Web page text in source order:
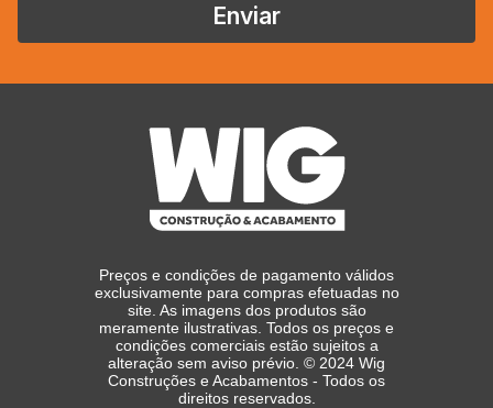
Enviar
Preços e condições de pagamento válidos
exclusivamente para compras efetuadas no
site. As imagens dos produtos são
meramente ilustrativas. Todos os preços e
condições comerciais estão sujeitos a
alteração sem aviso prévio. © 2024 Wig
Construções e Acabamentos - Todos os
direitos reservados.